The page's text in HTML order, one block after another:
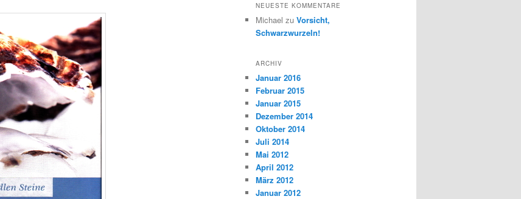
NEUESTE KOMMENTARE
Michael zu Vorsicht,
Schwarzwurzeln!
ARCHIV
Januar 2016
Februar 2015
Januar 2015
Dezember 2014
Oktober 2014
Juli 2014
Mai 2012
April 2012
März 2012
Januar 2012